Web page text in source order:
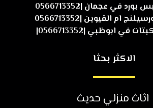
في عجمان |0566713352
ام القيوين |0566713352
في ابوظبي |0566713352|
الاكثر بحثا
اثاث منزلي حديث